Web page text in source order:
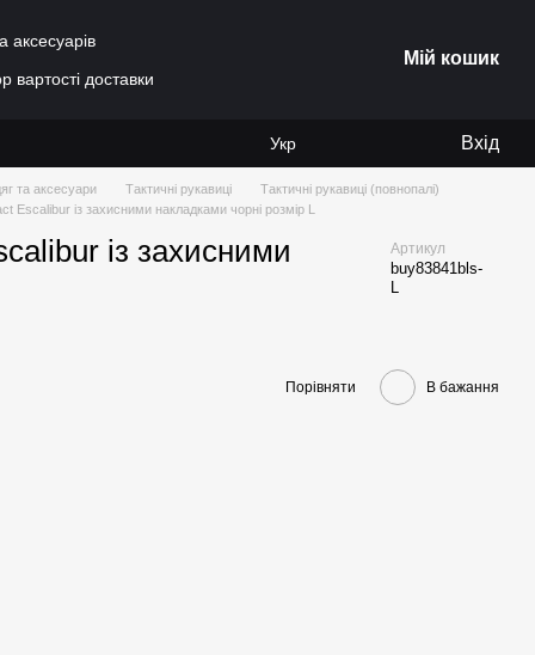
аксесуарів
вартості доставки
Мій кошик
Укр Вхід
та аксесуари Тактичні рукавиці
Тактичні рукавиці (повнопалі)
Escalibur із захисними накладками чорні розмір L
із захисними
Артикул
buy83841bls-
L
Порівняти В бажання